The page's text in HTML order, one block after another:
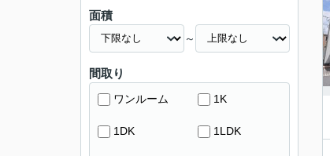
面積
～
間取り
ワンルーム 1K
1DK 1LDK